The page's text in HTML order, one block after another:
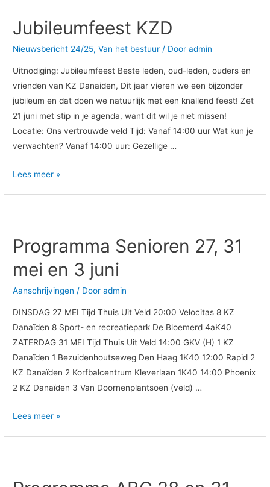
Jubileumfeest KZD
Nieuwsbericht 24/25,Van het bestuur / Dooradmin
Uitnodiging: Jubileumfeest Beste leden, oud-leden, ouders en
vrienden van KZ Danaiden, Dit jaar vieren we een bijzonder
jubileum en dat doen we natuurlijk met een knallend feest! Zet
21 juni met stip in je agenda, want dit wil je niet missen!
Locatie: Ons vertrouwde veld Tijd: Vanaf 14:00 uur Wat kun je
verwachten? Vanaf 14:00 uur: Gezellige …
Lees meer »
Programma Senioren 27, 31
mei en 3 juni
Aanschrijvingen / Dooradmin
DINSDAG 27 MEI Tijd Thuis Uit Veld 20:00 Velocitas 8 KZ
Danaïden 8 Sport- en recreatiepark De Bloemerd 4aK40
ZATERDAG 31 MEI Tijd Thuis Uit Veld 14:00 GKV (H) 1 KZ
Danaïden 1 Bezuidenhoutseweg Den Haag 1K40 12:00 Rapid 2
KZ Danaïden 2 Korfbalcentrum Kleverlaan 1K40 14:00 Phoenix
2 KZ Danaïden 3 Van Doornenplantsoen (veld) …
27,
mei
en
Lees meer »